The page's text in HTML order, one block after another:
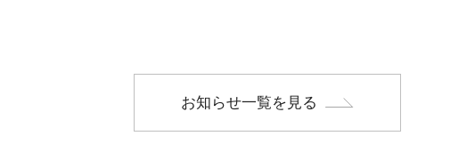
お知らせ一覧を見る